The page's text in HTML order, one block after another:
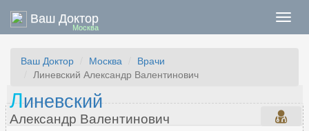
Ваш Доктор
Москва
Ваш Доктор Москва
Врачи
Линевский Александр Валентинович
Линевский
Александр Валентинович